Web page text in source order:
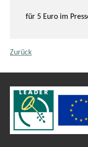
für 5 Euro im
Zurück